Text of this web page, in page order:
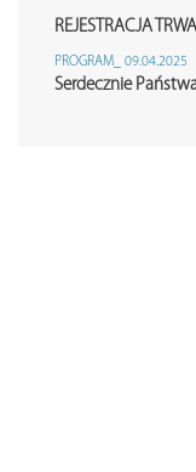
REJESTRACJA
PROGRAM_ 09.04.2025
Serdecznie